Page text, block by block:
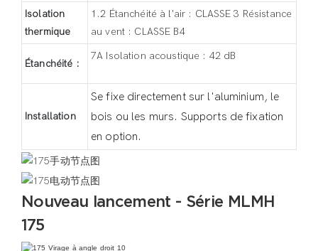
Isolation
thermique
1.2 Étanchéité à l'air : CLASSE 3 Résistance
au vent : CLASSE B4
Étanchéité :
7A Isolation acoustique : 42 dB
Installation
Se fixe directement sur l'aluminium, le
bois ou les murs. Supports de fixation
en option.
Nouveau lancement - Série MLMH
175